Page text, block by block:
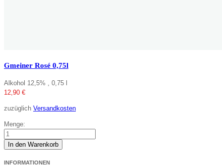
Gmeiner Rosé 0,75l
Alkohol 12,5% , 0,75 l
12,90 €
zuzüglich Versandkosten
Menge:
Gmeiner
Rosé
0,75l
Menge
In den Warenkorb
INFORMATIONEN